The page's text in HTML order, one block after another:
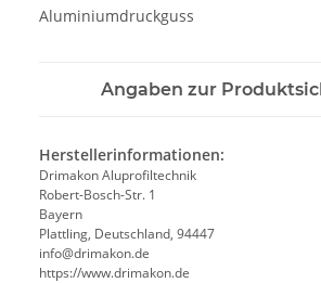
Aluminiumdruckguss
Angaben zur
Herstellerinformationen:
Drimakon Aluprofiltechnik
Robert-Bosch-Str. 1
Bayern
Plattling, Deutschland, 94447
info@drimakon.de
https://www.drimakon.de